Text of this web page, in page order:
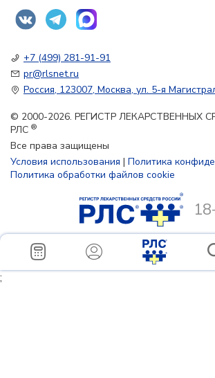
+7 (499) 281-91-91
pr@rlsnet.ru
Россия, 123007, Москва, ул. 5-я
© 2000-2026. РЕГИСТР ЛЕКАРСТВЕННЫХ
РЛС ®
Все права защищены
Условия использования | Политика
Политика обработки файлов cookie
;